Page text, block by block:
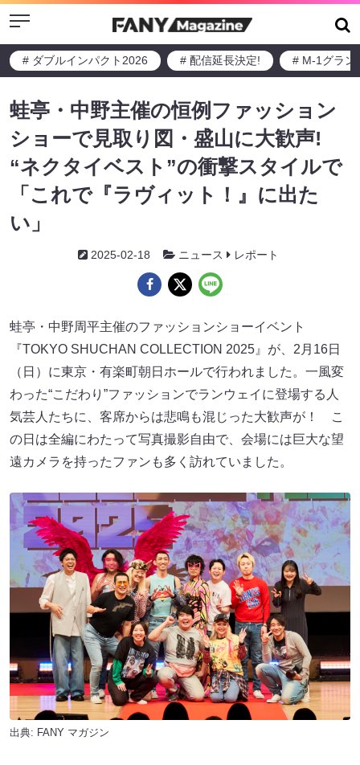
Menu
# ダブルインパクト2026 # 配信延長決定! # M-1グラン
蛙亭・中野主催の恒例ファッション
ショーで見取り図・盛山に大歓声!
“ネクタイベスト”の衝撃スタイルで
「これで『ラヴィット！』に出た
い」
2025-02-18 ニュース レポート
蛙亭・中野周平主催のファッションショーイベント
『TOKYO SHUCHAN COLLECTION 2025』が、2月16日
（日）に東京・有楽町朝日ホールで行われました。一風変
わった“こだわり”ファッションでランウェイに登場する人
気芸人たちに、客席からは悲鳴も混じった大歓声が！ こ
の日は全編にわたって写真撮影自由で、会場には巨大な望
遠カメラを持ったファンも多く訪れていました。
出典: FANY マガジン